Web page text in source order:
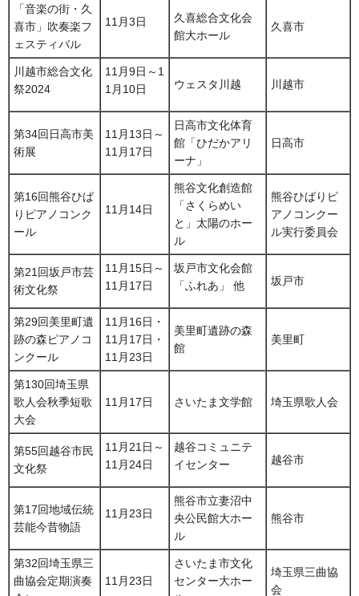
「音楽の街・久
喜市」吹奏楽フ
ェスティバル
11月3日
久喜総合文化会
館大ホール
久喜市
川越市総合文化
祭2024
11月9日～1
1月10日
ウェスタ川越 川越市
第34回日高市美
術展
11月13日～
11月17日
日高市文化体育
館「ひだかアリ
ーナ」
日高市
第16回熊谷ひば
りピアノコンク
ール
11月14日
熊谷文化創造館
「さくらめい
と」太陽のホー
ル
熊谷ひばりピ
アノコンクー
ル実行委員会
第21回坂戸市芸
術文化祭
11月15日～
11月17日
坂戸市文化会館
「ふれあ」 他
坂戸市
第29回美里町遺
跡の森ピアノコ
ンクール
11月16日・
11月17日・
11月23日
美里町遺跡の森
館
美里町
第130回埼玉県
歌人会秋季短歌
大会
11月17日 さいたま文学館 埼玉県歌人会
第55回越谷市民
文化祭
11月21日～
11月24日
越谷コミュニテ
イセンター
越谷市
第17回地域伝統
芸能今昔物語
11月23日
熊谷市立妻沼中
央公民館大ホー
ル
熊谷市
第32回埼玉県三
曲協会定期演奏
11月23日
さいたま市文化
センター大ホー
埼玉県三曲協
会